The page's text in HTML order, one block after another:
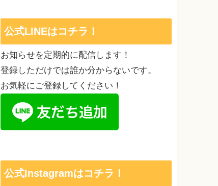
公式LINEはコチラ！
お知らせを定期的に配信します！
登録しただけでは誰か分からないです。
お気軽にご登録してください！
公式Instagramはコチラ！